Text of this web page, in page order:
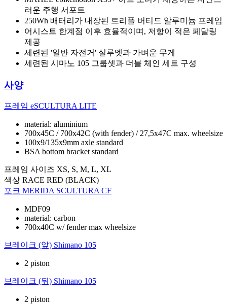
러운 주행 서포트
250Wh 배터리가 내장된 트리플 버티드 알루미늄 프레임
어시스트 한계점 이후 효율적이며, 저항이 적은 페달링
제공
세련된 '일반 자전거' 실루엣과 가벼운 무게
세련된 시마노 105 그룹셋과 더블 체인 세트 구성
사양
프레임 eSCULTURA LITE
material: aluminium
700x45C / 700x42C (with fender) / 27,5x47C max. wheelsize
100x9/135x9mm axle standard
BSA bottom bracket standard
프레임 사이즈 XS, S, M, L, XL
색상 RACE RED (BLACK)
포크 MERIDA SCULTURA CF
MDF09
material: carbon
700x40C w/ fender max wheelsize
브레이크 (앞) Shimano 105
2 piston
브레이크 (뒤) Shimano 105
2 piston